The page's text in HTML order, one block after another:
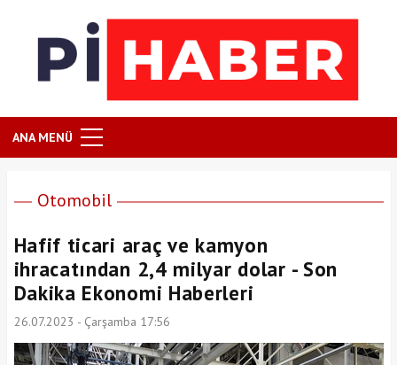
ANA MENÜ
Otomobil
Hafif ticari araç ve kamyon
ihracatından 2,4 milyar dolar - Son
Dakika Ekonomi Haberleri
26.07.2023 - Çarşamba 17:56